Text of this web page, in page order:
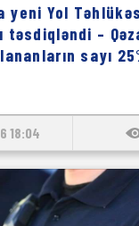
yeni Yol
təsdiqləndi –
sayı
18:04